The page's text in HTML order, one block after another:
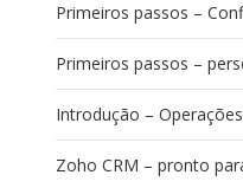
Primeiros passos –
Primeiros passos –
Introdução –
Zoho CRM – pronto